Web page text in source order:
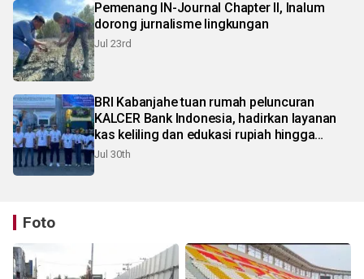
Pemenang IN-Journal Chapter II, Inalum
dorong jurnalisme lingkungan
Jul 23rd
BRI Kabanjahe tuan rumah peluncuran
KALCER Bank Indonesia, hadirkan layanan
kas keliling dan edukasi rupiah hingga
pelosok Karo
Jul 30th
Foto